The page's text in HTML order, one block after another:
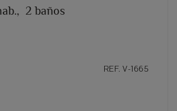
2 baños
REF. V-1665